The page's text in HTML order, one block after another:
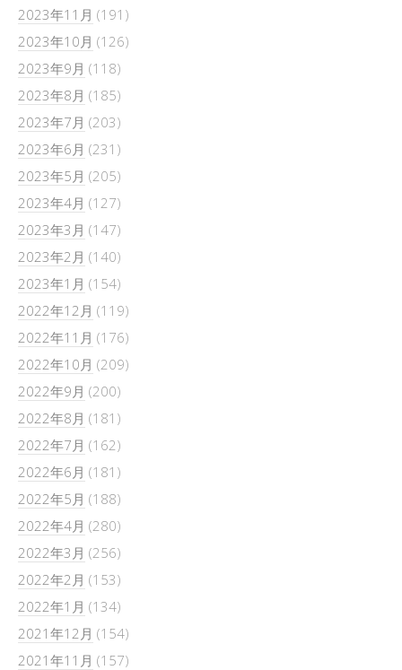
2023年11月 (191)
2023年10月 (126)
2023年9月 (118)
2023年8月 (185)
2023年7月 (203)
2023年6月 (231)
2023年5月 (205)
2023年4月 (127)
2023年3月 (147)
2023年2月 (140)
2023年1月 (154)
2022年12月 (119)
2022年11月 (176)
2022年10月 (209)
2022年9月 (200)
2022年8月 (181)
2022年7月 (162)
2022年6月 (181)
2022年5月 (188)
2022年4月 (280)
2022年3月 (256)
2022年2月 (153)
2022年1月 (134)
2021年12月 (154)
2021年11月 (157)